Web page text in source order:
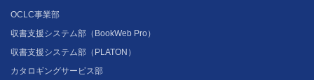
OCLC事業部
収書支援システム部（BookWeb Pro）
収書支援システム部（PLATON）
カタロギングサービス部